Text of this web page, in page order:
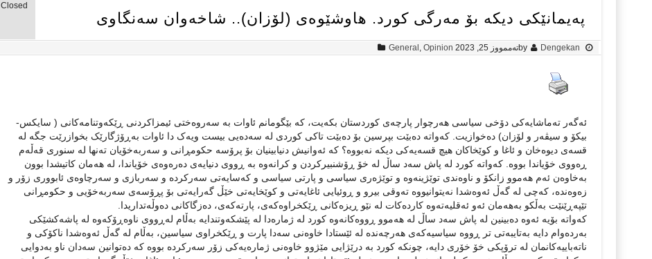
پەیمانێکی دیکە بۆ مەرگی کورد. هاوشێوەی (لۆزان).. شاخەوان سەنگاوی
Closed
by Dengekan تەممووز 25, 2023 General , Opinion
ئەگەر تەماشایەکی دۆخی سیاسی هەرچوار پارچەی کوردستان بکەیت، کە بێگومانم ئاوات بە سەروەختی ئیمزاکردنی ڕێکەوتنامەکانی ( سایکس-
بیکۆ و سیڤەر و لۆزان) دەخوازیت. کەواتە دەبێت بپرسین بۆ دەبێت تاکی کوردی لە سەدەیی بیست ویەک دا ئاوات بەڕۆژگارێک بخوازرێت جگە لە
قسەی دیوەخان و ئاغا و کوێخاکان هیچ قسەیەکی دیکە نەبووە؟ کە ئەوانیش دنیابینیان بۆ پرۆسە حکومڕانی و سەربەخۆیان تەنها لە سنوری قەڵەم
ڕەووی خۆیاندا بووە. کەواتە کورد لە پاش سەد ساڵ لە خۆ ڕۆشنبیرکردن و کرانەوە بە ڕووی دنیایەی دەرەوەی خۆیاندا، لە هەمان کاتیشدا بوون
بەخاوەن ئەم هەموو زانکۆ و ناوەندی توێژینەوە و توێژەری سیاسی و پارتی سیاسی و کەسایەتی سەرکردە و سەربازی و سەرچاوەی ئابووری زۆر و
زەوەندە، کەچی لە گەڵ ئەوەشدا نەیتوانیووە تەوقی بیرو و ڕوئیایی ئاغایەتی و کوێخایەتی خێڵ گەرایەتی بۆ پڕۆسەی سەربەخۆیی و حکومڕانی
تێپەڕێنێت بەڵکو بەهەمان ئەو ئەقلیەتەوە کاردەکات لە نێو ڕیزەکانی ڕێکخراوەکەی، پارتەکەی، دەزگاکانی دەوڵەتداریدا.
کەواتە بۆیە ئەوە دەبینین لە پاش سەد ساڵ لە هەموو ڕووەکانەوە کورد لە ژمارەدا لە پێشکەوتندایە بەڵام لەڕووی ناوەڕۆکەوە لە پاشەکشێکی
بەردەوام دایە بەتایبەتی تر ڕووە سیاسیەکەی هەرچەندە لە ئێستادا خاوەنی سەدا پارت و ڕێکخراوی سیاسین، بەڵام لە گەڵ ئەوەشدا ناکۆکی و
ناتەباییەکانمان لە ترۆپکی خۆ خۆری دایە، چونکە کورد بە درێژایی مێژوو خاوەنی ژمارەیەکی زۆر سەرکردە بووە کە دەتوانین سەدان ناو بەدوایی